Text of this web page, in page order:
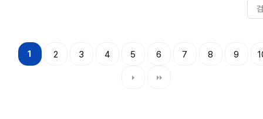
1 2 3 4 5 6 7 8 9